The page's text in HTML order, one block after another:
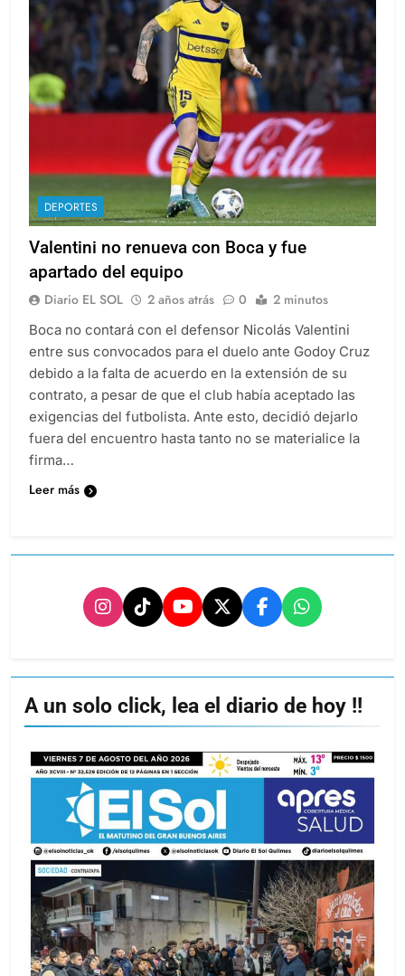
DEPORTES
Valentini no renueva con Boca y fue
apartado del equipo
Diario EL SOL 2 años atrás 0 2 minutos
Boca no contará con el defensor Nicolás Valentini
entre sus convocados para el duelo ante Godoy Cruz
debido a la falta de acuerdo en la extensión de su
contrato, a pesar de que el club había aceptado las
exigencias del futbolista. Ante esto, decidió dejarlo
fuera del encuentro hasta tanto no se materialice la
firma…
Leer más
A un solo click, lea el diario de hoy !!